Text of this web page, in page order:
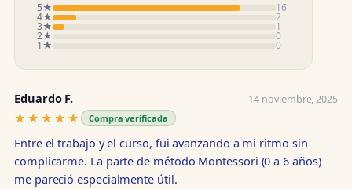
5★ 16
4★ 2
3★ 1
2★ 0
1★ 0
Eduardo F. 14 noviembre, 2025
★★★★★
★★★★★ Compra verificada
Entre el trabajo y el curso, fui avanzando a mi ritmo sin
complicarme. La parte de método Montessori (0 a 6 años)
me pareció especialmente útil.